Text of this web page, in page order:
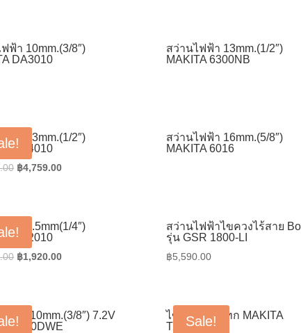
ฟ้า 10mm.(3/8″)
DA3010
สว่านไฟฟ้า 13mm.(1/2″)
MAKITA 6300NB
ฟ้า 13mm.(1/2″)
DP4010
Original
฿6,709.00.
฿4,759.00Current
สว่านไฟฟ้า 16mm.(5/8″)
MAKITA 6016
ฟ้า 6.5mm(1/4″)
DP2010
Original
฿2,707.00.
฿1,920.00Current
สว่านไฟฟ้าไขควงไร้สาย
รุ่น GSR 1800-LI
฿5,590.00
สาย 10mm.(3/8″) 7.2V
6010DWE
Sale!
ไขควงกระแทก MAKITA
TD0101F